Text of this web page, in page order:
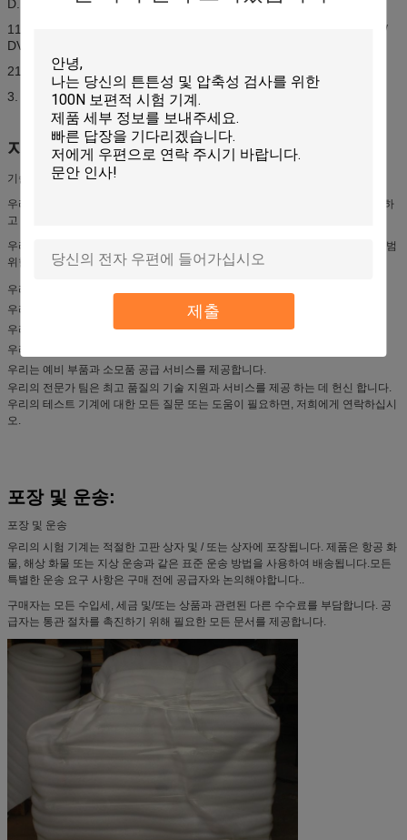
제출
D. 검사 기계의 마이크로 컴퓨터 구성:
11개의 레노버 컴퓨터 1개 세트
(디카리온 1.6G/ 램 1G/ HDD 160G/
DVD/ 17 ′′ LC/ 레노버가 첨부한 법률 XP 시스템)
21 HP A4 컬러 잉크 제트 프린터 1 세트
3. 윈도우 XP 플랫폼 1 세트 아래 중국어 전문 테스트 소프트웨어
지원 및 서비스:
기술 지원 및 서비스
우리는 우리의 고객에게 특별한 기술 지원과 서비스를 제공하기 위해 최선을 다하
고 있습니다.
우리는 당신의 제품이 엄격한 테스트와 품질 통제를 받는 것을 보장하기 위해 광범
위한 서비스를 제공합니다.
우리는 초기 조회부터 제품 배달까지 기술적인 조언과 지원을 제공합니다.
우리는 여러분의 특정 요구에 맞게 다양한 맞춤형 서비스를 제공합니다.
우리는 설치 및 설정 서비스를 제공합니다.
우리는 훈련과 유지보수 서비스를 제공합니다.
우리는 예비 부품과 소모품 공급 서비스를 제공합니다.
우리의 전문가 팀은 최고 품질의 기술 지원과 서비스를 제공 하는 데 헌신 합니다.
우리의 테스트 기계에 대한 모든 질문 또는 도움이 필요하면, 저희에게 연락하십시
오.
포장 및 운송:
포장 및 운송
우리의 시험 기계는 적절한 고판 상자 및 / 또는 상자에 포장됩니다. 제품은 항공 화
물, 해상 화물 또는 지상 운송과 같은 표준 운송 방법을 사용하여 배송됩니다.모든
특별한 운송 요구 사항은 구매 전에 공급자와 논의해야합니다..
구매자는 모든 수입세, 세금 및/또는 상품과 관련된 다른 수수료를 부담합니다. 공
급자는 통관 절차를 촉진하기 위해 필요한 모든 문서를 제공합니다.